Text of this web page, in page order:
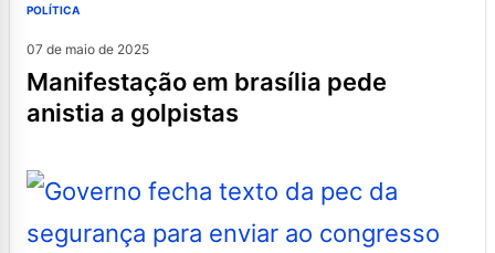
POLÍTICA
07 de maio de 2025
manifestação em brasília pede
anistia a golpistas